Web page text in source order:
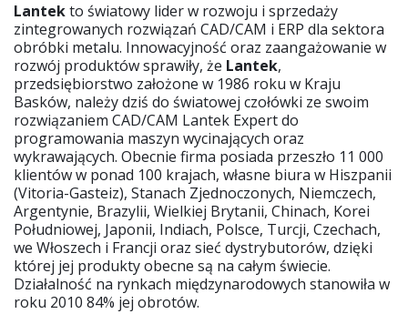
Lantekto światowy lider w rozwoju i sprzedaży
zintegrowanych rozwiązań CAD/CAM i ERP dla sektora
obróbki metalu. Innowacyjność oraz zaangażowanie w
rozwój produktów sprawiły, że Lantek,
przedsiębiorstwo założone w 1986 roku w Kraju
Basków, należy dziś do światowej czołówki ze swoim
rozwiązaniem CAD/CAM Lantek Expert do
programowania maszyn wycinających oraz
wykrawających. Obecnie firma posiada przeszło 11 000
klientów w ponad 100 krajach, własne biura w Hiszpanii
(Vitoria-Gasteiz), Stanach Zjednoczonych, Niemczech,
Argentynie, Brazylii, Wielkiej Brytanii, Chinach, Korei
Południowej, Japonii, Indiach, Polsce, Turcji, Czechach,
we Włoszech i Francji oraz sieć dystrybutorów, dzięki
której jej produkty obecne są na całym świecie.
Działalność na rynkach międzynarodowych stanowiła w
roku 2010 84% jej obrotów.